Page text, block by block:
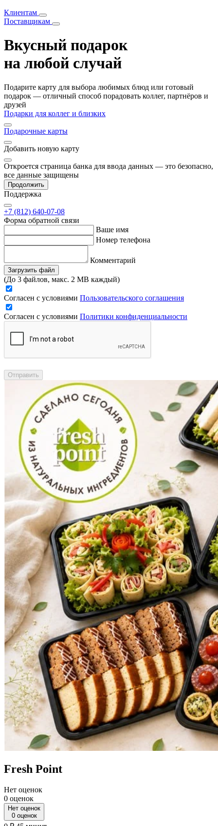
Клиентам
Поставщикам
Вкусный подарок
на любой случай
Подарите карту для выбора любимых блюд или готовый
подарок — отличный способ порадовать коллег, партнёров и
друзей
Подарки для коллег и близких
Подарочные карты
Добавить новую карту
Откроется страница банка для ввода данных — это безопасно,
все данные защищены
Продолжить
Поддержка
+7 (812) 640-07-08
Форма обратной связи
Ваше имя
Номер телефона
Комментарий
Загрузить файл
(До 3 файлов, макс. 2 MB каждый)
Согласен с условиями Пользовательского соглашения
Согласен с условиями Политики конфиденциальности
Отправить
Fresh Point
Нет оценок
0 оценок
Нет оценок
0 оценок